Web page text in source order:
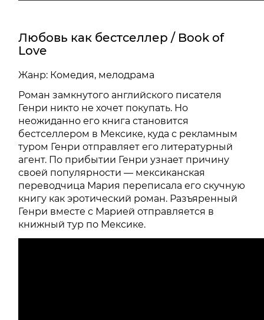
Любовь как бестселлер / Book of
Love
Жанр: Комедия, мелодрама
Роман замкнутого английского писателя
Генри никто не хочет покупать. Но
неожиданно его книга становится
бестселлером в Мексике, куда с рекламным
туром Генри отправляет его литературный
агент. По прибытии Генри узнает причину
своей популярности — мексиканская
переводчица Мария переписала его скучную
книгу как эротический роман. Разъяренный
Генри вместе с Марией отправляется в
книжный тур по Мексике.